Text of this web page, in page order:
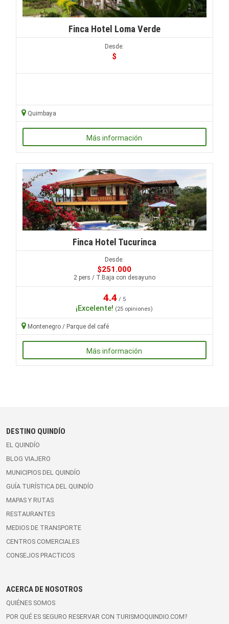
Finca Hotel Loma Verde
Desde:
$
Quimbaya
Más información
Finca Hotel Tucurinca
Desde:
$251.000
2 pers / T.Baja con desayuno
4.4/ 5
¡Excelente! (25 opiniones)
Montenegro / Parque del café
Más información
DESTINO QUINDÍO
EL QUINDÍO
BLOG VIAJERO
MUNICIPIOS DEL QUINDÍO
GUÍA TURÍSTICA DEL QUINDÍO
MAPAS Y RUTAS
RESTAURANTES
MEDIOS DE TRANSPORTE
CENTROS COMERCIALES
CONSEJOS PRACTICOS
ACERCA DE NOSOTROS
QUIÉNES SOMOS
POR QUÉ ES SEGURO RESERVAR CON TURISMOQUINDIO.COM?